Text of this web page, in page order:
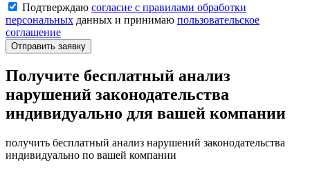
Подтверждаю согласие с правилами обработки
персональных данных и принимаю пользовательское
соглашение
Отправить заявку
Получите бесплатный анализ
нарушений законодательства
индивидуально для вашей компании
получить бесплатный анализ нарушений законодательства
индивидуально по вашей компании